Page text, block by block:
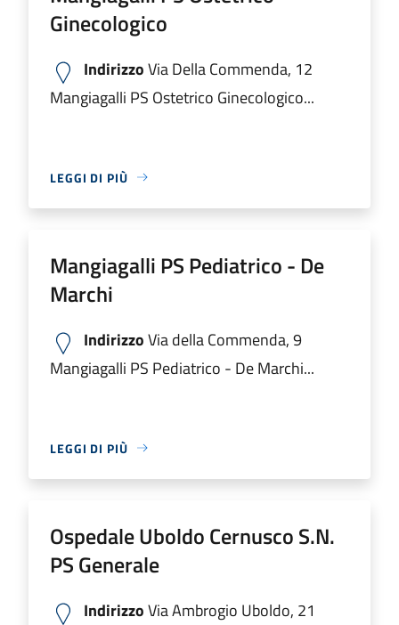
Ginecologico
IndirizzoVia Della Commenda, 12
Mangiagalli PS Ostetrico Ginecologico...
LEGGI DI PIÙ
Mangiagalli PS Pediatrico - De
Marchi
IndirizzoVia della Commenda, 9
Mangiagalli PS Pediatrico - De Marchi...
LEGGI DI PIÙ
Ospedale Uboldo Cernusco S.N.
PS Generale
IndirizzoVia Ambrogio Uboldo, 21